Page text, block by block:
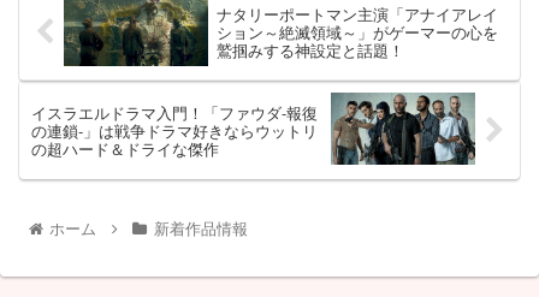
ナタリーポートマン主演「アナイアレイ
ション～絶滅領域～」がゲーマーの心を
鷲掴みする神設定と話題！
イスラエルドラマ入門！「ファウダ-報復
の連鎖-」は戦争ドラマ好きならウットリ
の超ハード＆ドライな傑作
ホーム 新着作品情報